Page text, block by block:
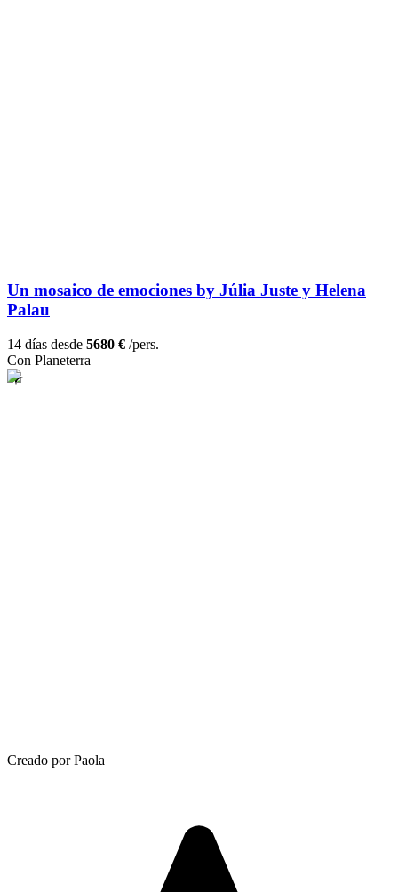
Un mosaico de emociones by Júlia Juste y Helena
Palau
14 días desde 5680 € /pers.
Con Planeterra
Creado por Paola